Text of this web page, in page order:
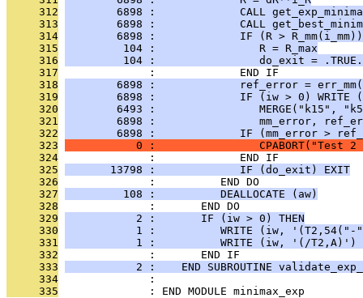
     312
6898 :             CALL
     313
6898 :             CALL
     314
6898 :             IF (R >
     315
         104 :                R = R_max
     316
         104 :                do_exit = .TRUE.
     317
              :             END IF
     318
6898 :             ref_error =
     319
6898 :             IF (iw > 0) WRITE
     320
6493 :                MERGE("k15",
     321
6898 :                mm_error,
     322
6898 :             IF (mm_error >
     323
0 :                CPABORT("Test
     324
              :             END IF
     325
       13798 :             IF (do_exit) EXIT
     326
              :          END DO
     327
         108 :          DEALLOCATE (aw)
     328
              :       END DO
     329
           2 :       IF (iw > 0) THEN
     330
1 :          WRITE (iw, '(T2,54("-
     331
1 :          WRITE (iw, '(/T2,A)')
     332
              :       END IF
     333
2 :    END SUBROUTINE
     334
              :
     335
              : END MODULE minimax_exp